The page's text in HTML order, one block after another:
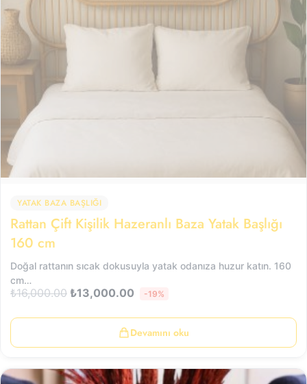
YATAK BAZA BAŞLIĞI
Rattan Çift Kişilik Hazeranlı Baza Yatak Başlığı
160 cm
Doğal rattanın sıcak dokusuyla yatak odanıza huzur katın. 160
cm…
₺16,000.00 ₺13,000.00 -19%
Devamını oku